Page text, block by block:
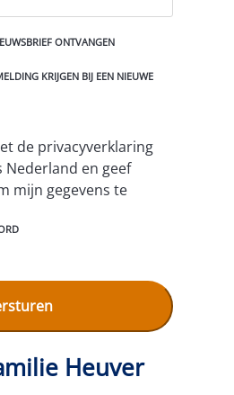
ONTVANGEN
KRIJGEN BIJ EEN NIEUWE
de privacyverklaring
Nederland en geef
mijn gegevens te
Heuver